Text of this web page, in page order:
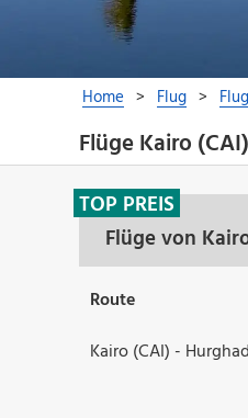
Flüge Kairo
Flüge von
TOP PREIS
Route
Kairo (CAI) -